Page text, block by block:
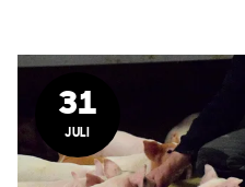
31
JULI